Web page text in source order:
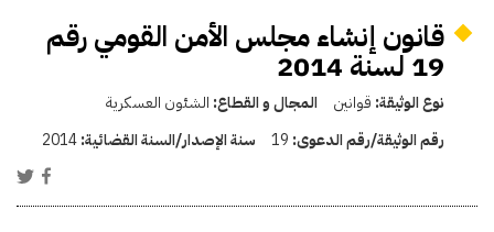
قانون إنشاء مجلس الأمن القومي رقم
19 لسنة 2014
نوع الوثيقة: قوانين المجال و القطاع: الشئون العسكرية
رقم الوثيقة/رقم الدعوى: 19 سنة الإصدار/السنة القضائية:2014